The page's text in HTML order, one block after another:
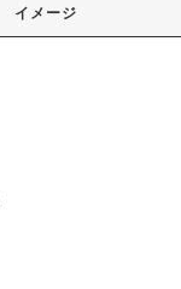
イメージ